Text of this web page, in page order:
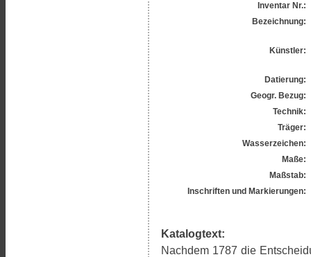
Inventar Nr.:
Bezeichnung:
Künstler:
Datierung:
Geogr. Bezug:
Technik:
Träger:
Wasserzeichen:
Maße:
Maßstab:
Inschriften und Markierungen:
Katalogtext:
Nachdem 1787 die